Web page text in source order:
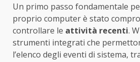
Un primo passo fondamentale
proprio computer è stato
controllare le attività recenti.
strumenti integrati che
l’elenco degli eventi di sistema,